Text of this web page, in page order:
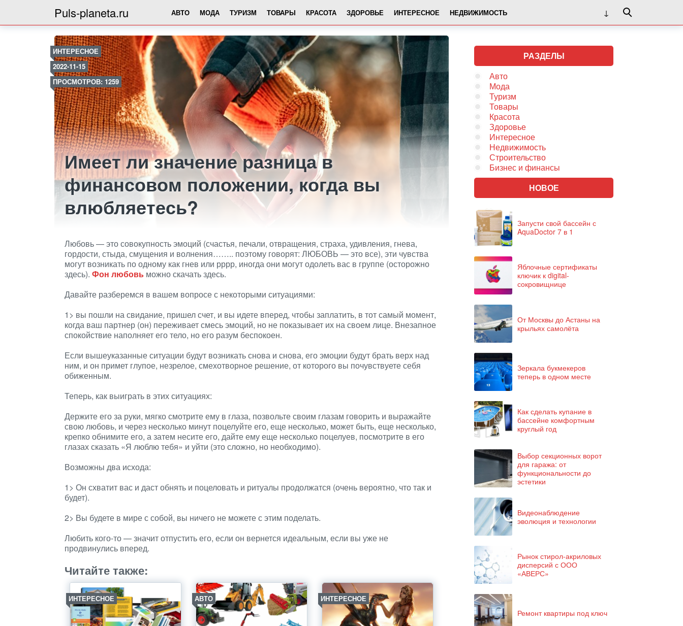
Puls-planeta.ru АВТО МОДА ТУРИЗМ ТОВАРЫ КРАСОТА ЗДОРОВЬЕ ИНТЕРЕСНОЕ НЕДВИЖИМОСТЬ
ИНТЕРЕСНОЕ
2022-11-15
ПРОСМОТРОВ: 1259
Имеет ли значение разница в
финансовом положении, когда вы
влюбляетесь?
Любовь — это совокупность эмоций (счастья, печали, отвращения, страха, удивления, гнева,
гордости, стыда, смущения и волнения…….. поэтому говорят: ЛЮБОВЬ — это все), эти чувства
могут возникать по одному как гнев или рррр, иногда они могут одолеть вас в группе (осторожно
здесь). Фон любовь можно скачать здесь.
Давайте разберемся в вашем вопросе с некоторыми ситуациями:
1> вы пошли на свидание, пришел счет, и вы идете вперед, чтобы заплатить, в тот самый момент,
когда ваш партнер (он) переживает смесь эмоций, но не показывает их на своем лице. Внезапное
спокойствие наполняет его тело, но его разум беспокоен.
Если вышеуказанные ситуации будут возникать снова и снова, его эмоции будут брать верх над
ним, и он примет глупое, незрелое, смехотворное решение, от которого вы почувствуете себя
обиженным.
Теперь, как выиграть в этих ситуациях:
Держите его за руки, мягко смотрите ему в глаза, позвольте своим глазам говорить и выражайте
свою любовь, и через несколько минут поцелуйте его, еще несколько, может быть, еще несколько,
крепко обнимите его, а затем несите его, дайте ему еще несколько поцелуев, посмотрите в его
глазах сказать «Я люблю тебя» и уйти (это сложно, но необходимо).
Возможны два исхода:
1> Он схватит вас и даст обнять и поцеловать и ритуалы продолжатся (очень вероятно, что так и
будет).
2> Вы будете в мире с собой, вы ничего не можете с этим поделать.
Любить кого-то — значит отпустить его, если он вернется идеальным, если вы уже не
продвинулись вперед.
Читайте также:
ИНТЕРЕСНОЕ АВТО ИНТЕРЕСНОЕ
РАЗДЕЛЫ
Авто
Мода
Туризм
Товары
Красота
Здоровье
Интересное
Недвижимость
Строительство
Бизнес и финансы
НОВОЕ
Запусти свой бассейн с
AquaDoctor 7 в 1
Яблочные сертификаты
ключик к digital-
сокровищнице
От Москвы до Астаны на
крыльях самолёта
Зеркала букмекеров
теперь в одном месте
Как сделать купание в
бассейне комфортным
круглый год
Выбор секционных ворот
для гаража: от
функциональности до
эстетики
Видеонаблюдение
эволюция и технологии
Рынок стирол-акриловых
дисперсий с ООО
«АВЕРС»
Ремонт квартиры под ключ